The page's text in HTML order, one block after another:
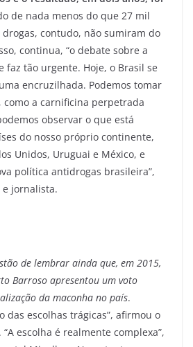
de nada menos do que 27 mil
drogas, contudo, não sumiram do
continua, “o debate sobre a
faz tão urgente. Hoje, o Brasil se
encruzilhada. Podemos tomar
a carnificina perpetrada
observar o que está
do nosso próprio continente,
Unidos, Uruguai e México, e
política antidrogas brasileira”,
e jornalista.
de lembrar ainda que, em 2015,
Barroso apresentou um voto
da maconha no país.
das escolhas trágicas”, afirmou o
escolha é realmente complexa”,